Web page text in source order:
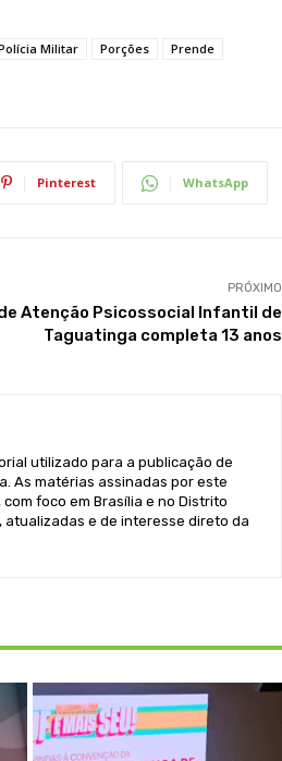
Militar Porções
Prende
Pinterest WhatsApp
PRÓXIMO
Atenção Psicossocial Infantil de
Taguatinga completa 13 anos
utilizado para a publicação de
As matérias assinadas por este
foco em Brasília e no Distrito
e de interesse direto da